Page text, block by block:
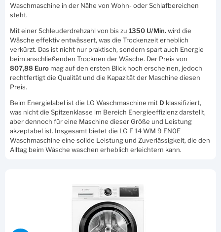
Waschmaschine in der Nähe von Wohn- oder Schlafbereichen
steht.
Mit einer Schleuderdrehzahl von bis zu 1350 U/Min.wird die
Wäsche effektiv entwässert, was die Trockenzeit erheblich
verkürzt. Das ist nicht nur praktisch, sondern spart auch Energie
beim anschließenden Trocknen der Wäsche. Der Preis von
807,88 Euro mag auf den ersten Blick hoch erscheinen, jedoch
rechtfertigt die Qualität und die Kapazität der Maschine diesen
Preis.
Beim Energielabel ist die LG Waschmaschine mit D klassifiziert,
was nicht die Spitzenklasse im Bereich Energieeffizienz darstellt,
aber dennoch für eine Maschine dieser Größe und Leistung
akzeptabel ist. Insgesamt bietet die LG F 14 WM 9 EN0E
Waschmaschine eine solide Leistung und Zuverlässigkeit, die den
Alltag beim Wäsche waschen erheblich erleichtern kann.